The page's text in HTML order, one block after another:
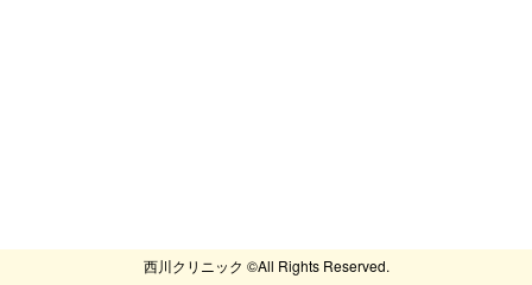
西川クリニック ©All Rights Reserved.